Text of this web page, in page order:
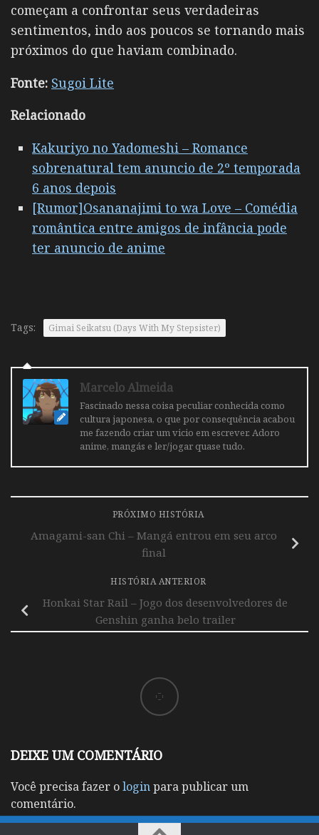
começam a confrontar seus verdadeiras
sentimentos, indo aos poucos se tornando mais
próximos do que haviam combinado.
Fonte: Sugoi Lite
Relacionado
Kakuriyo no Yadomeshi – Romance
sobrenatural tem anuncio de 2º temporada
6 anos depois
[Rumor]Osananajimi to wa Love – Comédia
romântica entre amigos de infância pode
ter anuncio de anime
Tags: Gimai Seikatsu (Days With My Stepsister)
Marcelo Almeida
Fascinado nessa coisa peculiar conhecida como
cultura japonesa, o que por consequência acabou
me fazendo criar um vicio em escrever. Adoro
anime, mangás e ler/jogar quase tudo.
PRÓXIMO HISTÓRIA
Amagami-san Chi – Mangá entrou em seu arco
final
HISTÓRIA ANTERIOR
Honkai Star Rail – Jogo dos desenvolvedores de
Genshin ganha belo trailer
DEIXE UM COMENTÁRIO
Você precisa fazer ologinpara publicar um
comentário.